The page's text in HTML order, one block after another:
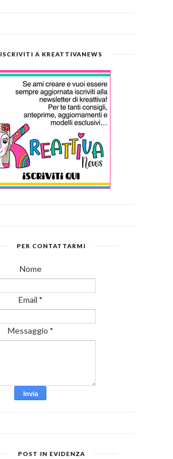
ISCRIVITI A KREATTIVANEWS
PER CONTATTARMI
Nome
Email *
Messaggio *
POST IN EVIDENZA